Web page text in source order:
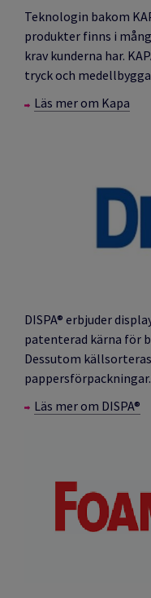
Teknologin bakom
produkter finns i
krav kunderna har.
tryck och
Läs mer om Kapa
DISPA® erbjuder
patenterad kärna för
Dessutom
pappersförpackningar.
Läs mer om DISPA®